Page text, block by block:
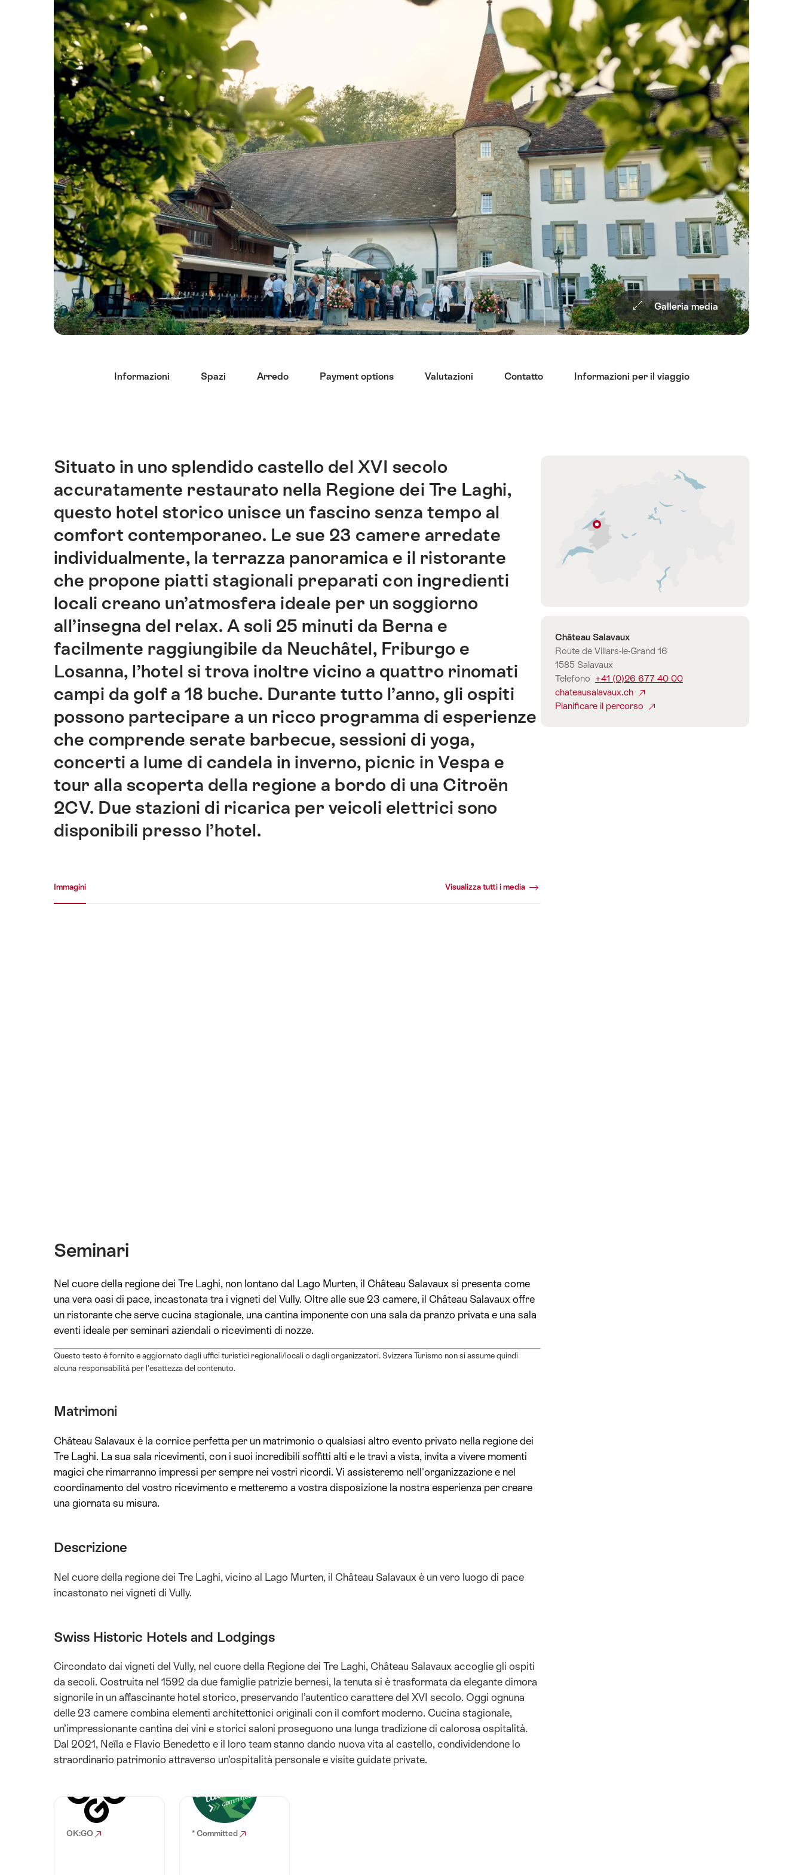
Galleria media
Wishlist
ai
punti
di
ancoraggio
di
questo
sito.
Informazioni Spazi Arredo Payment options Valutazioni Contatto Informazioni per il viaggio
Introduzione
Situato in uno splendido castello del XVI secolo
accuratamente restaurato nella Regione dei Tre Laghi,
questo hotel storico unisce un fascino senza tempo al
comfort contemporaneo. Le sue 23 camere arredate
individualmente, la terrazza panoramica e il ristorante
che propone piatti stagionali preparati con ingredienti
locali creano un’atmosfera ideale per un soggiorno
all’insegna del relax. A soli 25 minuti da Berna e
facilmente raggiungibile da Neuchâtel, Friburgo e
Losanna, l’hotel si trova inoltre vicino a quattro rinomati
campi da golf a 18 buche. Durante tutto l’anno, gli ospiti
possono partecipare a un ricco programma di esperienze
che comprende serate barbecue, sessioni di yoga,
concerti a lume di candela in inverno, picnic in Vespa e
tour alla scoperta della regione a bordo di una Citroën
2CV. Due stazioni di ricarica per veicoli elettrici sono
disponibili presso l’hotel.
Immagini Visualizza tutti i media
Seminari
Nel cuore della regione dei Tre Laghi, non lontano dal Lago Murten, il Château Salavaux si presenta come
una vera oasi di pace, incastonata tra i vigneti del Vully. Oltre alle sue 23 camere, il Château Salavaux offre
un ristorante che serve cucina stagionale, una cantina imponente con una sala da pranzo privata e una sala
eventi ideale per seminari aziendali o ricevimenti di nozze.
Questo testo è fornito e aggiornato dagli uffici turistici regionali/locali o dagli organizzatori. Svizzera Turismo non si assume quindi
alcuna responsabilità per l'esattezza del contenuto.
Matrimoni
Château Salavaux è la cornice perfetta per un matrimonio o qualsiasi altro evento privato nella regione dei
Tre Laghi. La sua sala ricevimenti, con i suoi incredibili soffitti alti e le travi a vista, invita a vivere momenti
magici che rimarranno impressi per sempre nei vostri ricordi. Vi assisteremo nell'organizzazione e nel
coordinamento del vostro ricevimento e metteremo a vostra disposizione la nostra esperienza per creare
una giornata su misura.
Descrizione
Nel cuore della regione dei Tre Laghi, vicino al Lago Murten, il Château Salavaux è un vero luogo di pace
incastonato nei vigneti di Vully.
Swiss Historic Hotels and Lodgings
Circondato dai vigneti del Vully, nel cuore della Regione dei Tre Laghi, Château Salavaux accoglie gli ospiti
da secoli. Costruita nel 1592 da due famiglie patrizie bernesi, la tenuta si è trasformata da elegante dimora
signorile in un affascinante hotel storico, preservando l’autentico carattere del XVI secolo. Oggi ognuna
delle 23 camere combina elementi architettonici originali con il comfort moderno. Cucina stagionale,
un’impressionante cantina dei vini e storici saloni proseguono una lunga tradizione di calorosa ospitalità.
Dal 2021, Neïla e Flavio Benedetto e il loro team stanno dando nuova vita al castello, condividendone lo
straordinario patrimonio attraverso un’ospitalità personale e visite guidate private.
OK:GO * Committed
Salavaux
Regione
Contatto
Château Salavaux
Route de Villars-le-Grand 16
1585 Salavaux
Telefono +41 (0)26 677 40 00
chateausalavaux.ch
Pianificare il percorso